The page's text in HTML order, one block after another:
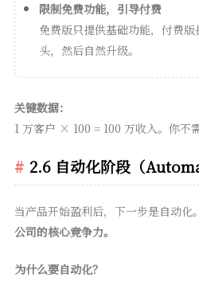
限制免费功能，引导付费
免费版只提供基础功能，付费
头，然后自然升级。
关键数据：
1 万客户 × 100 = 100 万收入。你不
2.6 自动化阶段（
当产品开始盈利后，下一步是自动化
公司的核心竞争力。
为什么要自动化？